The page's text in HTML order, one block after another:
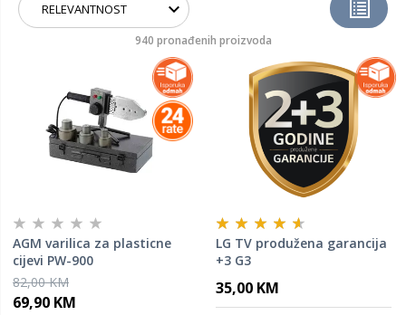
940 pronađenih proizvoda
AGM varilica za plasticne
cijevi PW-900
82,00 KM
69,90 KM
LG TV produžena garancija
+3 G3
35,00 KM